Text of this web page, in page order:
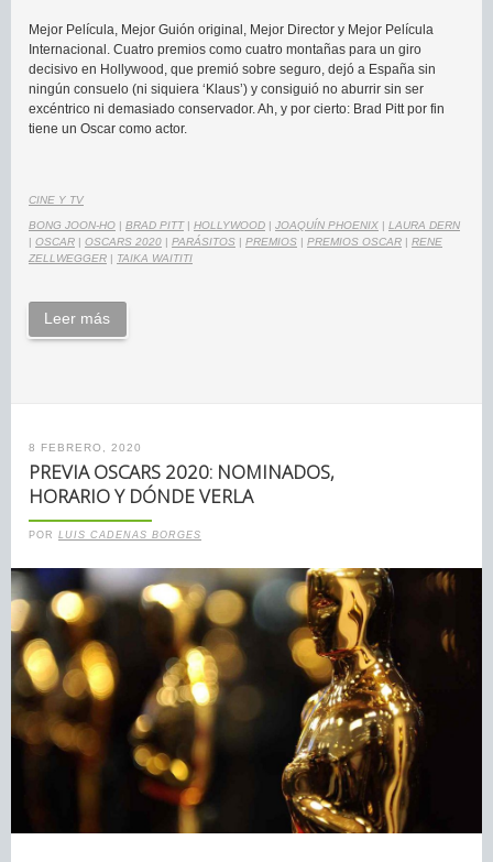
Mejor Película, Mejor Guión original, Mejor Director y Mejor Película
Internacional. Cuatro premios como cuatro montañas para un giro
decisivo en Hollywood, que premió sobre seguro, dejó a España sin
ningún consuelo (ni siquiera ‘Klaus’) y consiguió no aburrir sin ser
excéntrico ni demasiado conservador. Ah, y por cierto: Brad Pitt por fin
tiene un Oscar como actor.
CINE Y TV
BONG JOON-HO | BRAD PITT| HOLLYWOOD | JOAQUÍN PHOENIX | LAURA DERN
| OSCAR | OSCARS 2020 | PARÁSITOS | PREMIOS | PREMIOS OSCAR | RENE
ZELLWEGGER | TAIKA WAITITI
Leer más
8 FEBRERO, 2020
PREVIA OSCARS 2020: NOMINADOS,
HORARIO Y DÓNDE VERLA
POR LUIS CADENAS BORGES